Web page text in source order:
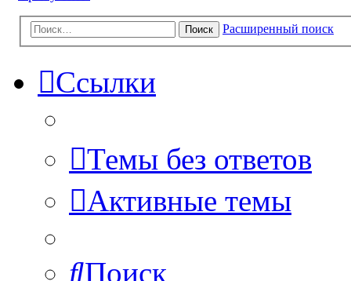
Поиск Расширенный поиск
Ссылки
Темы без ответов
Активные темы
Поиск